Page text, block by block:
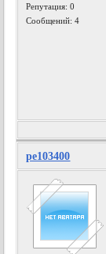
Репутация:0
Сообщений: 4
pe103400